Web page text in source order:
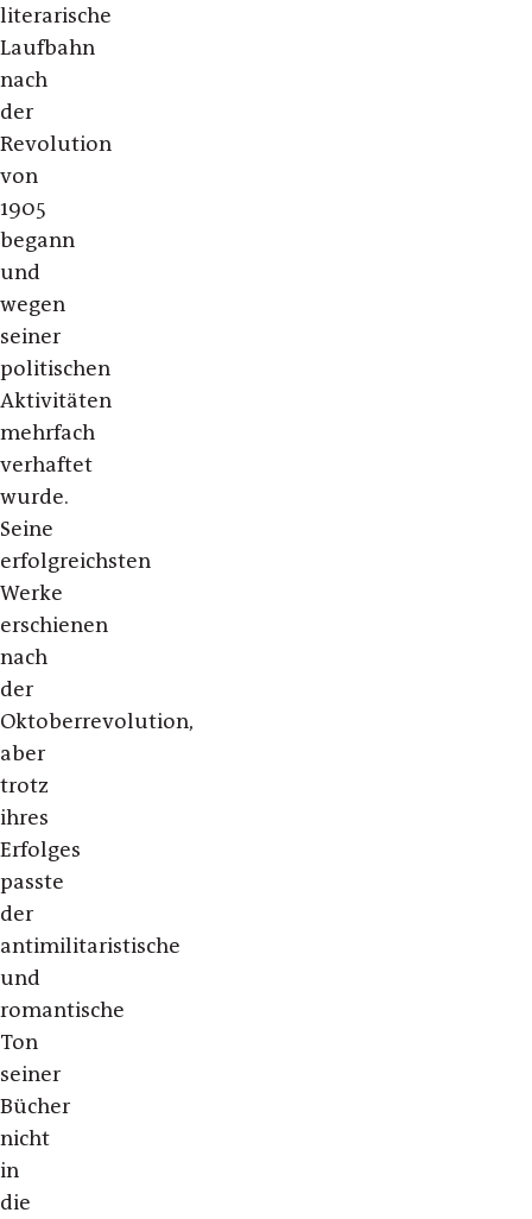
literarische
Laufbahn
nach
der
Revolution
von
1905
begann
und
wegen
seiner
politischen
Aktivitäten
mehrfach
verhaftet
wurde.
Seine
erfolgreichsten
Werke
erschienen
nach
der
Oktoberrevolution,
aber
trotz
ihres
Erfolges
passte
der
antimilitaristische
und
romantische
Ton
seiner
Bücher
nicht
in
die